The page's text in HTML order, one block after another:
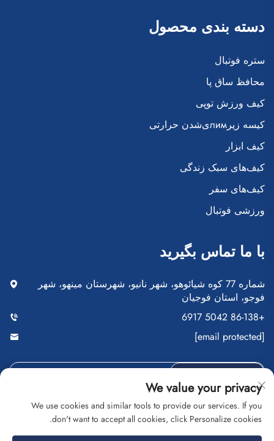
دسته بندی محصول
ستره فوتبال
محافظ ساق پا
کیف ورزش توپی
کیسه زیرлимی‌شدن حرارتی
کیف ابزار
کیف‌های سبک زندگی
کیف‌های سفر
ورزشی فوتبال
با ما تماس بگیرید
شماره 77 کوه شیائوهو، شهر نانیو، شهرستان مینهو، شهر
فوجو، استان فوجیان
+86-138 5042 6917
[email protected]
We value your privacy
We use cookies and similar tools to provide our services. If you
don't want to accept all cookies, click Personalize cookies.